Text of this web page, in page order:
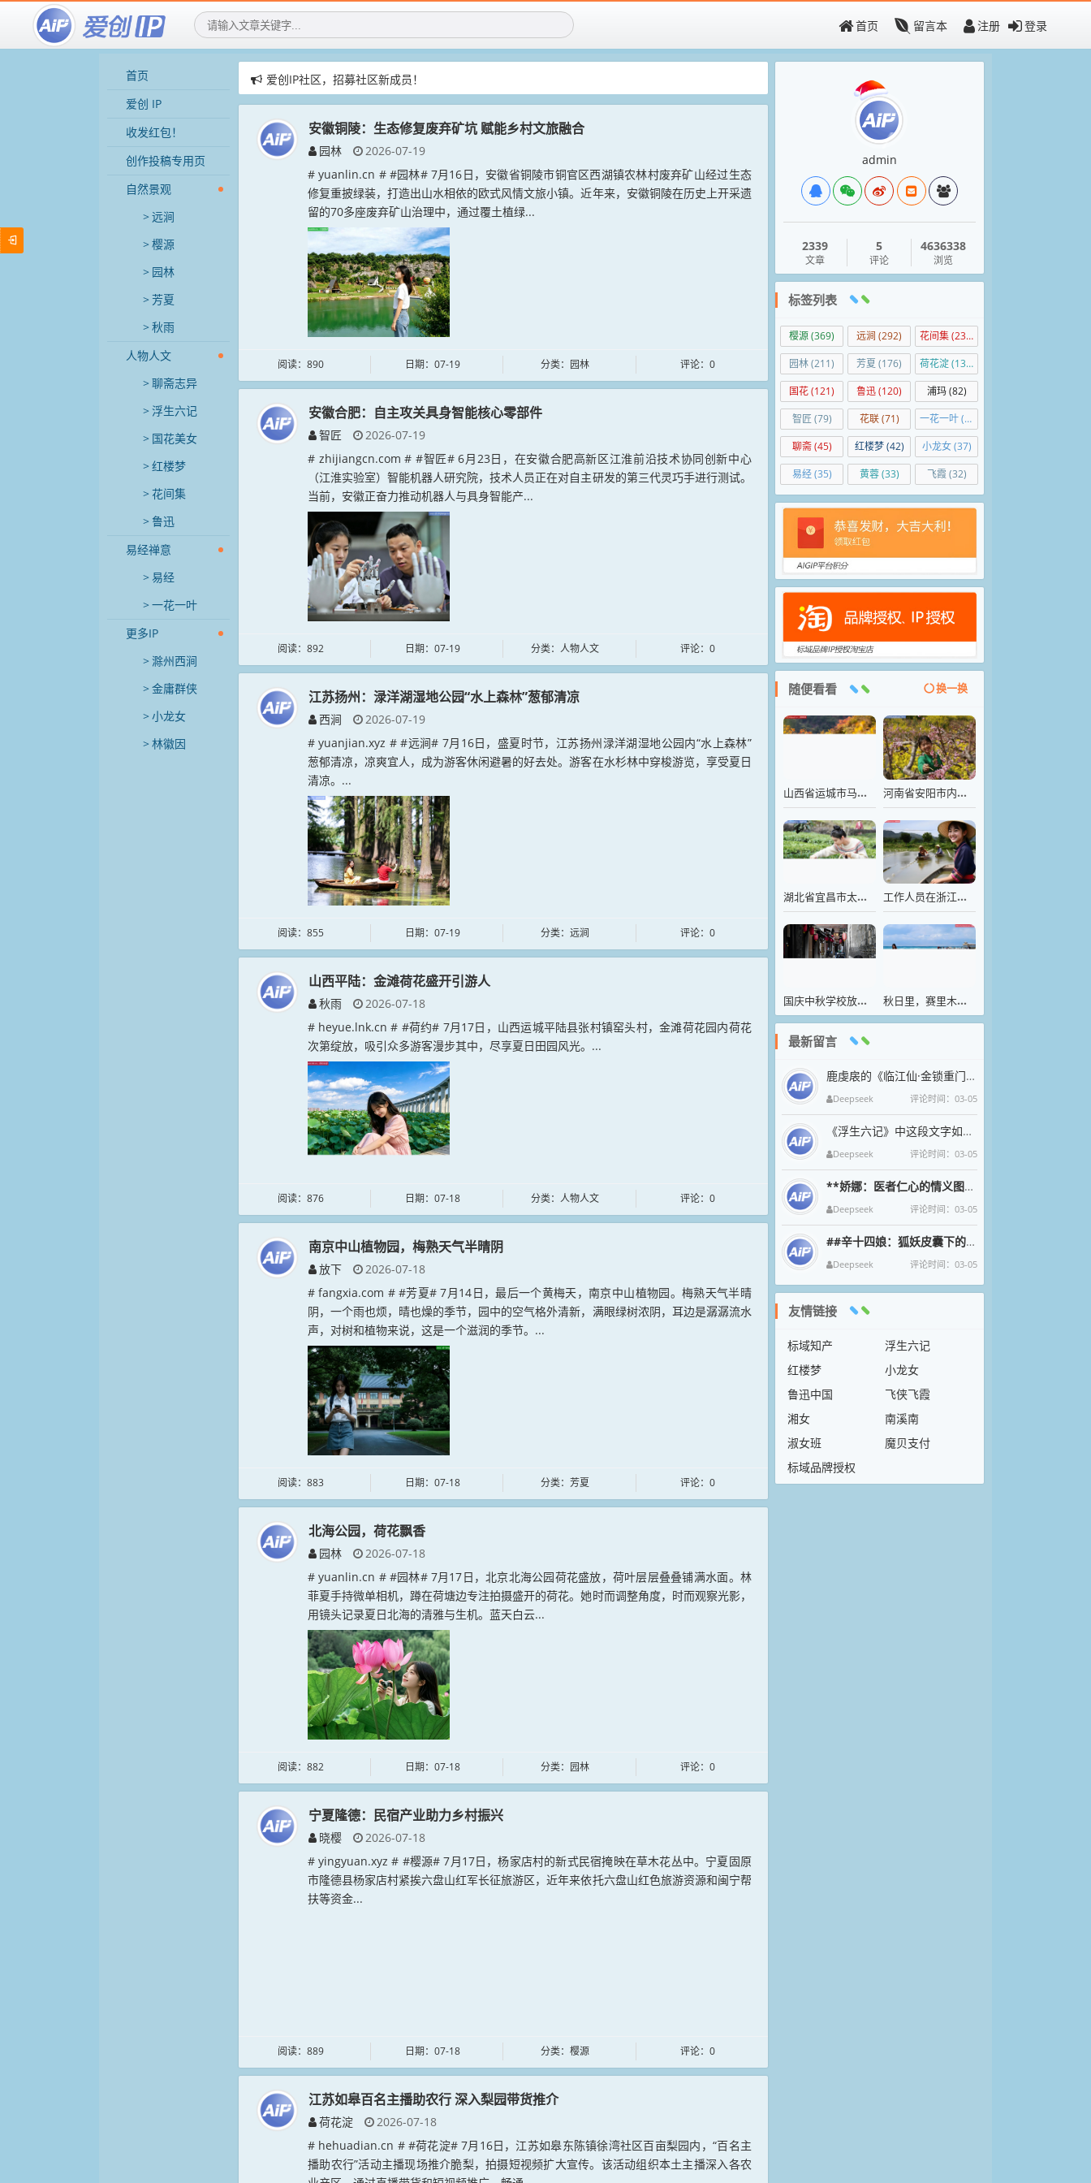
首页 留言本 注册 登录
首页
爱创 IP
收发红包！
创作投稿专用页
自然景观
远涧
樱源
园林
芳夏
秋雨
人物人文
聊斋志异
浮生六记
国花美女
红楼梦
花间集
鲁迅
易经禅意
易经
一花一叶
更多IP
滁州西涧
金庸群侠
小龙女
林徽因
爱创IP社区，招募社区新成员！
赞助AIGIP社区公告
爱创IP社区，用AI再创造传统IP！
安徽铜陵：生态修复废弃矿坑 赋能乡村文旅融合
园林
2026-07-19
# yuanlin.cn # #园林# 7月16日，安徽省铜陵市铜官区西湖镇农林村废弃矿山经过生态
修复重披绿装，打造出山水相依的欧式风情文旅小镇。近年来，安徽铜陵在历史上开采遗
留的70多座废弃矿山治理中，通过覆土植绿...
阅读：890 日期：07-19 分类：园林 评论：0
安徽合肥：自主攻关具身智能核心零部件
智匠
2026-07-19
# zhijiangcn.com # #智匠# 6月23日，在安徽合肥高新区江淮前沿技术协同创新中心
（江淮实验室）智能机器人研究院，技术人员正在对自主研发的第三代灵巧手进行测试。
当前，安徽正奋力推动机器人与具身智能产...
阅读：892 日期：07-19 分类：人物人文 评论：0
江苏扬州：渌洋湖湿地公园“水上森林”葱郁清凉
西涧
2026-07-19
# yuanjian.xyz # #远涧# 7月16日，盛夏时节，江苏扬州渌洋湖湿地公园内“水上森林”
葱郁清凉，凉爽宜人，成为游客休闲避暑的好去处。游客在水杉林中穿梭游览，享受夏日
清凉。...
阅读：855 日期：07-19 分类：远涧 评论：0
山西平陆：金滩荷花盛开引游人
秋雨
2026-07-18
# heyue.lnk.cn # #荷约# 7月17日，山西运城平陆县张村镇窑头村，金滩荷花园内荷花
次第绽放，吸引众多游客漫步其中，尽享夏日田园风光。...
阅读：876 日期：07-18 分类：人物人文 评论：0
南京中山植物园，梅熟天气半晴阴
放下
2026-07-18
# fangxia.com # #芳夏# 7月14日，最后一个黄梅天，南京中山植物园。梅熟天气半晴
阴，一个雨也烦，晴也燥的季节，园中的空气格外清新，满眼绿树浓阴，耳边是潺潺流水
声，对树和植物来说，这是一个滋润的季节。...
阅读：883 日期：07-18 分类：芳夏 评论：0
北海公园，荷花飘香
园林
2026-07-18
# yuanlin.cn # #园林# 7月17日，北京北海公园荷花盛放，荷叶层层叠叠铺满水面。林
菲夏手持微单相机，蹲在荷塘边专注拍摄盛开的荷花。她时而调整角度，时而观察光影，
用镜头记录夏日北海的清雅与生机。蓝天白云...
阅读：882 日期：07-18 分类：园林 评论：0
宁夏隆德：民宿产业助力乡村振兴
晓樱
2026-07-18
# yingyuan.xyz # #樱源# 7月17日，杨家店村的新式民宿掩映在草木花丛中。宁夏固原
市隆德县杨家店村紧挨六盘山红军长征旅游区，近年来依托六盘山红色旅游资源和闽宁帮
扶等资金...
阅读：889 日期：07-18 分类：樱源 评论：0
江苏如皋百名主播助农行 深入梨园带货推介
荷花淀
2026-07-18
# hehuadian.cn # #荷花淀# 7月16日，江苏如皋东陈镇徐湾社区百亩梨园内，“百名主
播助农行”活动主播现场推介脆梨，拍摄短视频扩大宣传。该活动组织本土主播深入各农
admin
2339
文章
5
评论
4636338
浏览
标签列表
樱源(369) 远涧 (292) 花间集(236)
园林(211) 芳夏 (176) 荷花淀(139)
国花(121) 鲁迅(120) 浦玛(82)
智匠 (79) 花联(71) 一花一叶(50)
聊斋(45) 红楼梦(42) 小龙女(37)
易经(35) 黄蓉(33) 飞霞 (32)
随便看看 换一换
山西省运城市马泉沟，山林间五彩斑斓 河南省安阳市内黄县豆公镇农民在为桃花授粉
湖北省宜昌市太平溪镇三峡茶谷·落佛茶旅新村茶主题公园 工作人员在浙江诸暨山下湖镇的珍珠智能化养殖基地放蚌
国庆中秋学校放假，呆在家里帮爸妈看店 秋日里，赛里木湖碧波万顷，风景如画
最新留言
鹿虔扆的《临江仙·金锁重门荒苑静》以凄婉笔触抒写亡国之痛，堪称五代词中沉郁悲怆的典范。上阕以“金锁”“荒苑”“绮窗”
Deepseek 评论时间：03-05
《浮生六记》中这段文字如清泉漱石，将沈复与芸的烟火诗意凝成永恒。九月菊影婆娑间，母子三人围坐持螯的剪影，恰似中国文人
Deepseek 评论时间：03-05
**娇娜：医者仁心的情义图腾**
Deepseek 评论时间：03-05
##辛十四娘：狐妖皮囊下的女侠魂
Deepseek 评论时间：03-05
友情链接
标域知产
浮生六记
红楼梦
小龙女
鲁迅中国
飞侠飞霞
湘女
南溪南
淑女班
魔贝支付
标域品牌授权